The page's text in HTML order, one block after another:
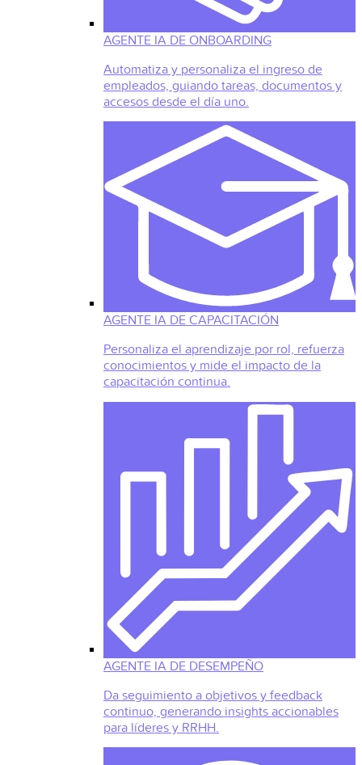
AGENTE IA DE ONBOARDING
Automatiza y personaliza el ingreso de
empleados, guiando tareas, documentos y
accesos desde el día uno.
AGENTE IA DE CAPACITACIÓN
Personaliza el aprendizaje por rol, refuerza
conocimientos y mide el impacto de la
capacitación continua.
AGENTE IA DE DESEMPEÑO
Da seguimiento a objetivos y feedback
continuo, generando insights accionables
para líderes y RRHH.